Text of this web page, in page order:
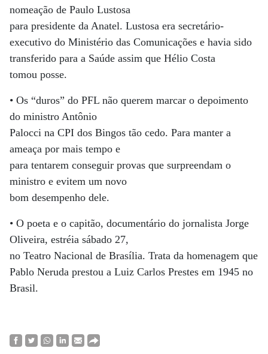
nomeação de Paulo Lustosa
para presidente da Anatel. Lustosa era secretário-
executivo do Ministério das Comunicações e havia sido
transferido para a Saúde assim que Hélio Costa
tomou posse.
• Os “duros” do PFL não querem marcar o depoimento
do ministro Antônio
Palocci na CPI dos Bingos tão cedo. Para manter a
ameaça por mais tempo e
para tentarem conseguir provas que surpreendam o
ministro e evitem um novo
bom desempenho dele.
• O poeta e o capitão, documentário do jornalista Jorge
Oliveira, estréia sábado 27,
no Teatro Nacional de Brasília. Trata da homenagem que
Pablo Neruda prestou a Luiz Carlos Prestes em 1945 no
Brasil.